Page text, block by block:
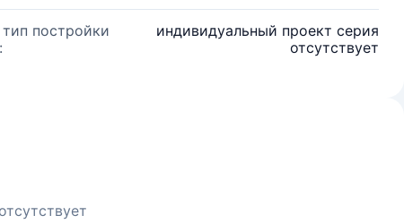
постройки
индивидуальный проект серия
отсутствует